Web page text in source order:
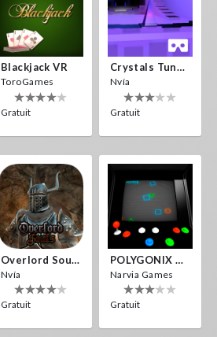
Blackjack VR
ToroGames
Gratuit
Crystals Tunnel VR
Nvía
Gratuit
Overlord Souls
Nvía
Gratuit
POLYGONIX VR
Narvia Games
Gratuit